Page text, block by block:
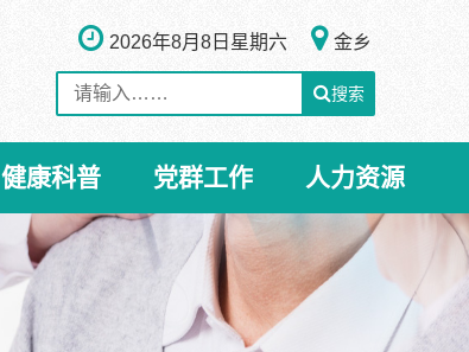
2026年8月8日 星期六 金乡
搜索
健康科普 党群工作 人力资源